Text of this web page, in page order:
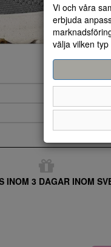
INOM 3 DAGAR INOM
Vi och våra
erbjuda
välja vilken